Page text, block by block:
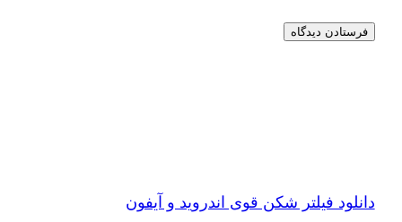
دانلود فیلتر شکن قوی اندروید و آیفون